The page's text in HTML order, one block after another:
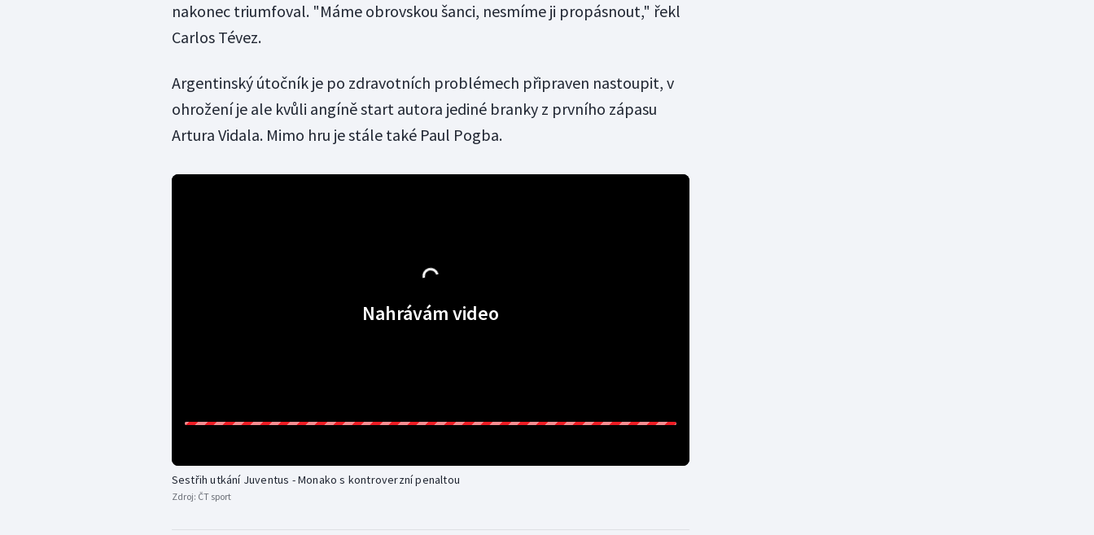
nakonec triumfoval. "Máme obrovskou šanci, nesmíme ji propásnout," řekl
Carlos Tévez.
Argentinský útočník je po zdravotních problémech připraven nastoupit, v
ohrožení je ale kvůli angíně start autora jediné branky z prvního zápasu
Artura Vidala. Mimo hru je stále také Paul Pogba.
Nahrávám video
Sestřih utkání Juventus - Monako s kontroverzní penaltou
Zdroj: ČT sport